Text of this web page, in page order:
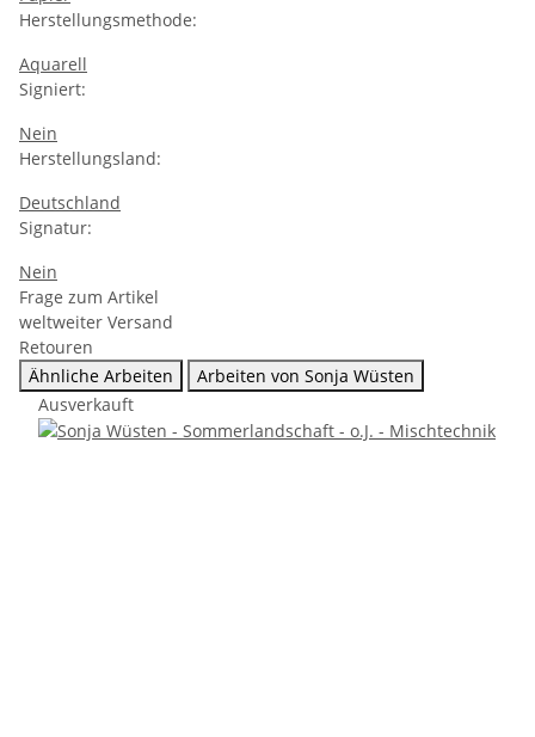
Herstellungsmethode:
Aquarell
Signiert:
Nein
Herstellungsland:
Deutschland
Signatur:
Nein
Frage zum Artikel
weltweiter Versand
Retouren
Ähnliche Arbeiten
Arbeiten von Sonja Wüsten
Ausverkauft